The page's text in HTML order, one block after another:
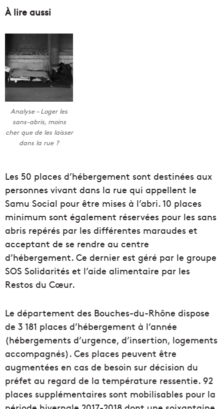
À lire aussi
Analyse – Loger les
sans-abris, moins
cher que de les laisser
dans la rue ?
Les 50 places d’hébergement sont destinées aux
personnes vivant dans la rue qui appellent le
Samu Social pour être mises à l’abri. 10 places
minimum sont également réservées pour les sans
abris repérés par les différentes maraudes et
acceptant de se rendre au centre
d’hébergement. Ce dernier est géré par le groupe
SOS Solidarités et l’aide alimentaire par les
Restos du Cœur.
Le département des Bouches-du-Rhône dispose
de 3 181 places d’hébergement à l’année
(hébergements d’urgence, d’insertion, logements
accompagnés). Ces places peuvent être
augmentées en cas de besoin sur décision du
préfet au regard de la température ressentie. 92
places supplémentaires sont mobilisables pour la